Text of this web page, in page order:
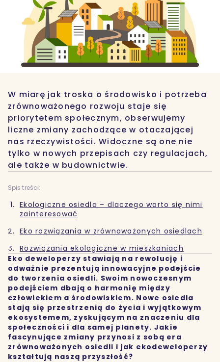
W miarę jak troska o środowisko i potrzeba
zrównoważonego rozwoju staje się
priorytetem społecznym, obserwujemy
liczne zmiany zachodzące w otaczającej
nas rzeczywistości. Widoczne są one nie
tylko w nowych przepisach czy regulacjach,
ale także w budownictwie.
Spis treści:
Ekologiczne osiedla – dlaczego warto się nimi
zainteresować
Eko rozwiązania w zrównoważonych osiedlach
Rozwiązania ekologiczne w mieszkaniach
Eko deweloperzy stawiają na rewolucję i
odważnie prezentują innowacyjne podejście
do tworzenia osiedli. Swoim nowoczesnym
podejściem dbają o harmonię między
człowiekiem a środowiskiem. Nowe osiedla
stają się przestrzenią do życia i wyjątkowym
ekosystemem, zyskującym na znaczeniu dla
społeczności i dla samej planety. Jakie
fascynujące zmiany przynosi z sobą era
zrównoważonych osiedli i jak ekodeweloperzy
kształtują naszą przyszłość?